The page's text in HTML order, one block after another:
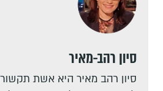
סיון רהב-מאיר
סיון רהב מאיר היא אשת